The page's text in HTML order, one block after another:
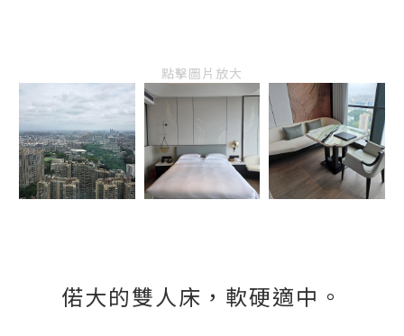
點擊圖片放大
偌大的雙人床，軟硬適中。